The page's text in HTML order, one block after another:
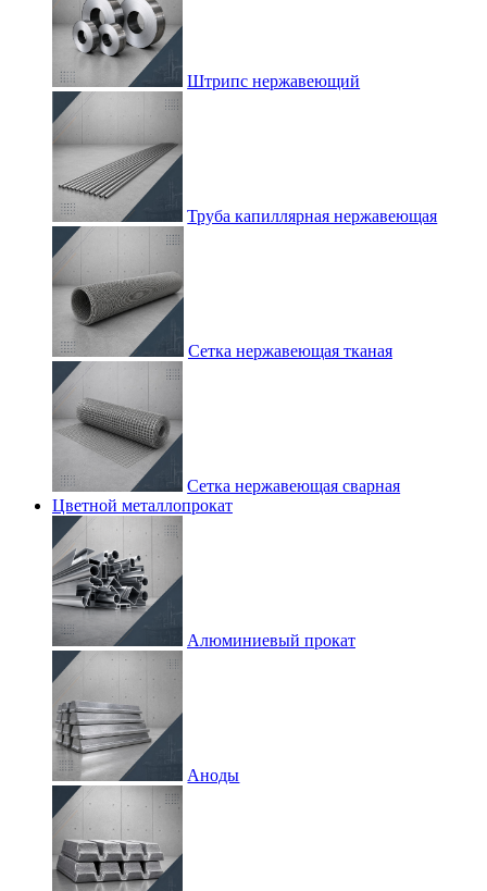
Штрипс нержавеющий
Труба капиллярная нержавеющая
Сетка нержавеющая тканая
Сетка нержавеющая сварная
Цветной металлопрокат
Алюминиевый прокат
Аноды